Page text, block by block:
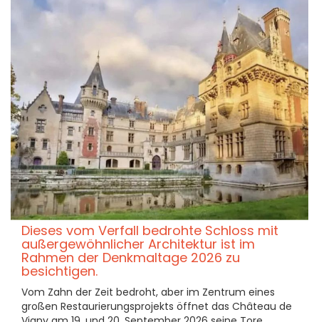
Dieses vom Verfall bedrohte Schloss mit
außergewöhnlicher Architektur ist im
Rahmen der Denkmaltage 2026 zu
besichtigen.
Vom Zahn der Zeit bedroht, aber im Zentrum eines
großen Restaurierungsprojekts öffnet das Château de